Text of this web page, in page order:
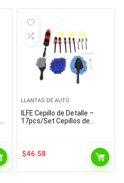
LLANTAS DE AUTO
ILFE Cepillo de Detalle –
17pcs/Set Cepillos de
$46.58